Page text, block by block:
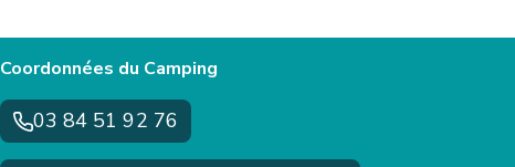
Coordonnées du Camping
03 84 51 92 76